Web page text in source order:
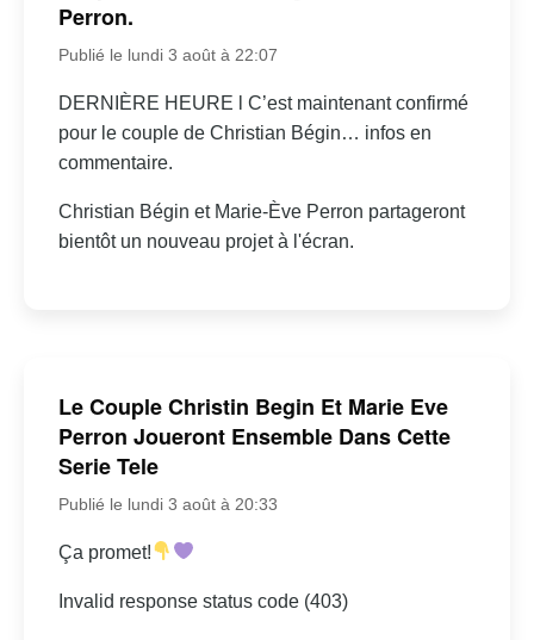
Perron.
Publié le lundi 3 août à 22:07
DERNIÈRE HEURE l C’est maintenant confirmé
pour le couple de Christian Bégin… infos en
commentaire.
Christian Bégin et Marie-Ève Perron partageront
bientôt un nouveau projet à l'écran.
Le Couple Christin Begin Et Marie Eve
Perron Joueront Ensemble Dans Cette
Serie Tele
Publié le lundi 3 août à 20:33
Ça promet!
Invalid response status code (403)